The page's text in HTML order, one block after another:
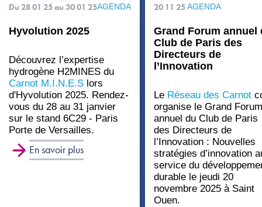
Du 28 01 25au 30 01 25AGENDA
Hyvolution 2025
Découvrez l’expertise
hydrogène H2MINES du
Carnot M.I.N.E.S lors
d'Hyvolution 2025. Rendez-
vous du 28 au 31 janvier
sur le stand 6C29 - Paris
Porte de Versailles.
En savoir plus
20 11 25AGENDA
Grand Forum annuel
Club de Paris des
Directeurs de
l’Innovation
Le Réseau des Carnot
organise le Grand Forum
annuel du Club de Paris
des Directeurs de
l’Innovation : Nouvelles
stratégies d’innovation
service du
durable le jeudi 20
novembre 2025 à Saint
Ouen.